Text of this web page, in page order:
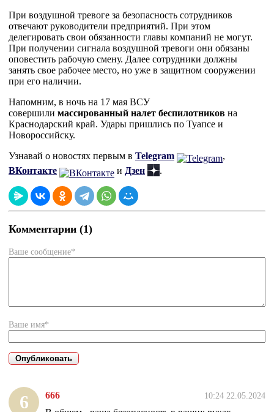
При воздушной тревоге за безопасность сотрудников
отвечают руководители предприятий. При этом
делегировать свои обязанности главы компаний не могут.
При получении сигнала воздушной тревоги они обязаны
оповестить рабочую смену. Далее сотрудники должны
занять свое рабочее место, но уже в защитном сооружении
при его наличии.
Напомним, в ночь на 17 мая ВСУ
совершили массированный налет беспилотников на
Краснодарский край. Удары пришлись по Туапсе и
Новороссийску.
Узнавай о новостях первым в Telegram
,
ВКонтакте
и Дзен .
Комментарии (1)
Ваше сообщение*
Ваше имя*
6 666 10:24 22.05.2024